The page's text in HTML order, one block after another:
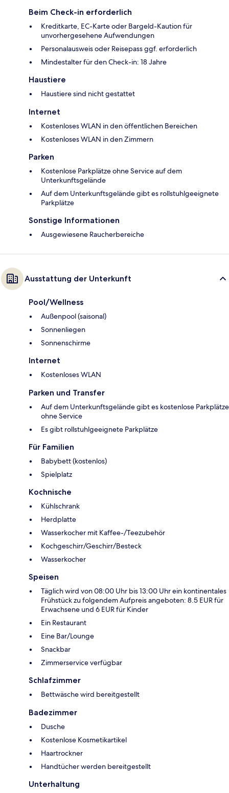
Beim Check-in erforderlich
Kreditkarte, EC-Karte oder Bargeld-Kaution für
unvorhergesehene Aufwendungen
Personalausweis oder Reisepass ggf. erforderlich
Mindestalter für den Check-in: 18 Jahre
Haustiere
Haustiere sind nicht gestattet
Internet
Kostenloses WLAN in den öffentlichen Bereichen
Kostenloses WLAN in den Zimmern
Parken
Kostenlose Parkplätze ohne Service auf dem
Unterkunftsgelände
Auf dem Unterkunftsgelände gibt es rollstuhlgeeignete
Parkplätze
Sonstige Informationen
Ausgewiesene Raucherbereiche
Ausstattung der Unterkunft
Pool/Wellness
Außenpool (saisonal)
Sonnenliegen
Sonnenschirme
Internet
Kostenloses WLAN
Parken und Transfer
Auf dem Unterkunftsgelände gibt es kostenlose Parkplätze
ohne Service
Es gibt rollstuhlgeeignete Parkplätze
Für Familien
Babybett (kostenlos)
Spielplatz
Kochnische
Kühlschrank
Herdplatte
Wasserkocher mit Kaffee-/Teezubehör
Kochgeschirr/Geschirr/Besteck
Wasserkocher
Speisen
Täglich wird von 08:00 Uhr bis 13:00 Uhr ein kontinentales
Frühstück zu folgendem Aufpreis angeboten: 8.5 EUR für
Erwachsene und 6 EUR für Kinder
Ein Restaurant
Eine Bar/Lounge
Snackbar
Zimmerservice verfügbar
Schlafzimmer
Bettwäsche wird bereitgestellt
Badezimmer
Dusche
Kostenlose Kosmetikartikel
Haartrockner
Handtücher werden bereitgestellt
Unterhaltung